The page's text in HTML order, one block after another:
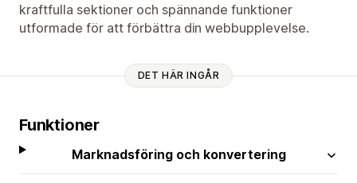
kraftfulla sektioner och spännande funktioner
utformade för att förbättra din webbupplevelse.
DET HÄR INGÅR
Funktioner
Marknadsföring och konvertering